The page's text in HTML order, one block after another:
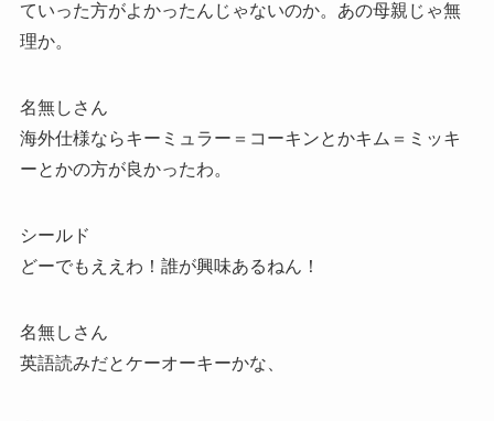
ていった方がよかったんじゃないのか。あの母親じゃ無
理か。
名無しさん
海外仕様ならキーミュラー＝コーキンとかキム＝ミッキ
ーとかの方が良かったわ。
シールド
どーでもええわ！誰が興味あるねん！
名無しさん
英語読みだとケーオーキーかな、